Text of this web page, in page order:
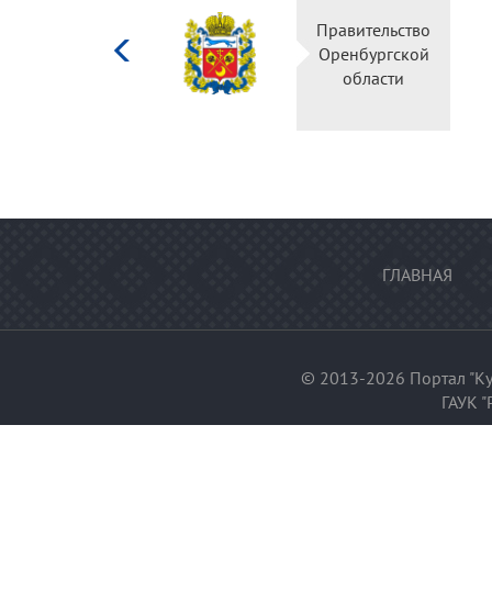
Министерство
культуры
Российской
ГЛАВНАЯ
© 2013-2026 Портал
ГАУК